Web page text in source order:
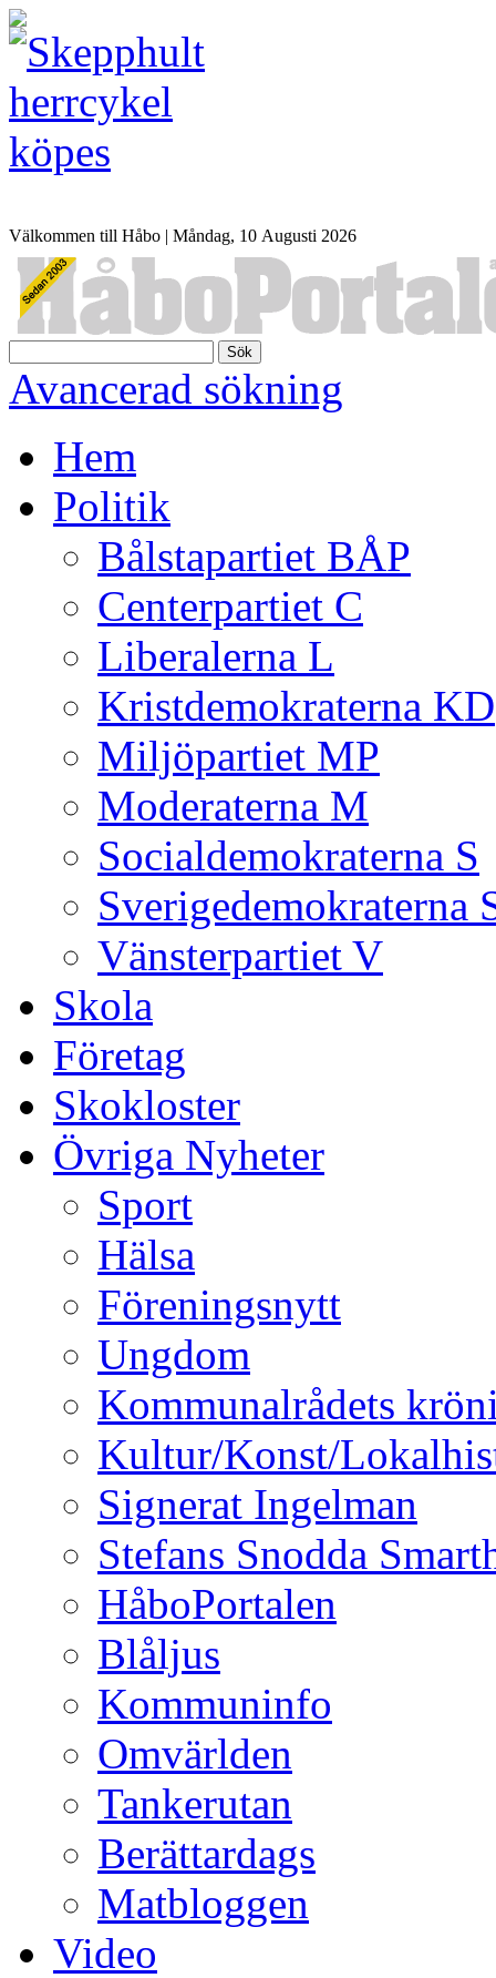
Välkommen till Håbo | Måndag, 10 Αugusti 2026
Sök
Avancerad sökning
Hem
Politik
Bålstapartiet BÅP
Centerpartiet C
Liberalerna L
Kristdemokraterna KD
Miljöpartiet MP
Moderaterna M
Socialdemokraterna S
Sverigedemokraterna
Vänsterpartiet V
Skola
Företag
Skokloster
Övriga Nyheter
Sport
Hälsa
Föreningsnytt
Ungdom
Kommunalrådets
Kultur/Konst/
Signerat Ingelman
Stefans Snodda
HåboPortalen
Blåljus
Kommuninfo
Omvärlden
Tankerutan
Berättardags
Matbloggen
Video